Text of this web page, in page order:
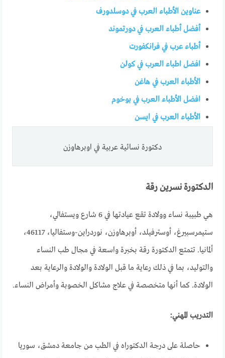
عناوين الأطباء العرب في دوسلدورف
أفضل أطباء العرب في دورتموند
أطباء عرب في فرانكفورت
افضل اطباء العرب في كولن
الأطباء العرب في هاغن
افضل الأطباء العرب في بوخوم
الأطباء العرب في ايسن
دكتورة نسائية عربية في اوبرهاوزن
الدكتورة نسرين رقة
هي طبيبة نساء وولادة تقع عيادتها في 6 شارع ويستفالي،
ستيمرسبيرغ، أوسترفيلد، أوبرهاوزن، نوردراين-وستفاليا، 46117،
ألمانيا. تتمتع الدكتورة رقة بخبرة واسعة في مجال طب النساء
والتوليد، بما في ذلك رعاية ما قبل الولادة والولادة والرعاية بعد
الولادة. كما أنها متخصصة في علاج مشاكل الخصوبة وأمراض النساء.
التدريب المهني:
حاصلة على درجة الدكتوراه في الطب من جامعة دمشق، سوريا